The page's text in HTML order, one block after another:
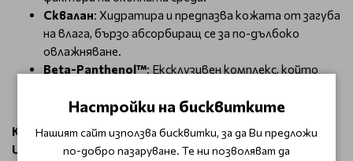
Сквалан: Хидратира и предпазва кожата от загуба
на влага, бързо абсорбиращ се за по-дълбоко
овлажняване.
Beta-Panthenol™: Ексклузивен комплекс, който
подобрявайки нейната здравина и устойчивост.
Как да използвамPurito Wonder Releaf Centella Cream
Unscented?
Настройки на бисквитките
Нашият сайт използва бисквитки, за да Ви предложи
по-добро пазаруване. Те ни позволяват да